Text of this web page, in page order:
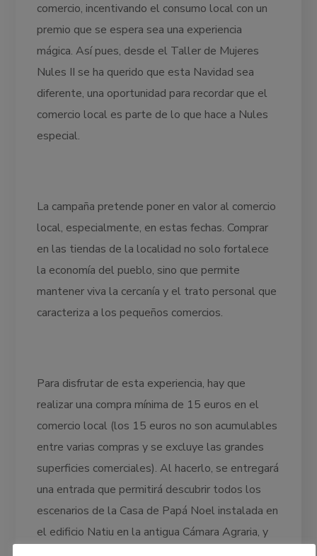
comercio, incentivando el consumo local con un
premio que se espera sea una experiencia
mágica. Así pues, desde el Taller de Mujeres
Nules II se ha querido que esta Navidad sea
diferente, una oportunidad para recordar que el
comercio local es parte de lo que hace a Nules
especial.
La campaña pretende poner en valor al comercio
local, especialmente, en estas fechas. Comprar
en las tiendas de la localidad no solo fortalece
la economía del pueblo, sino que permite
mantener viva la cercanía y el trato personal que
caracteriza a los pequeños comercios.
Para disfrutar de esta experiencia, hay que
realizar una compra mínima de 15 euros en el
comercio local (los 15 euros no son acumulables
entre varias compras y se excluye las grandes
superficies comerciales). Al hacerlo, se entregará
una entrada que permitirá descubrir todos los
escenarios de la Casa de Papá Noel instalada en
el edificio Natiu en la antigua Cámara Agraria, y